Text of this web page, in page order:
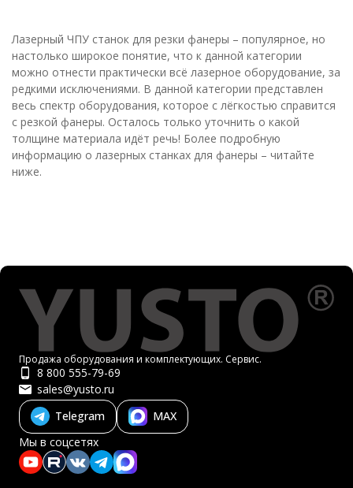
Лазерный ЧПУ станок для резки фанеры – популярное, но
настолько широкое понятие, что к данной категории
можно отнести практически всё лазерное оборудование, за
редкими исключениями. В данной категории представлен
весь спектр оборудования, которое с лёгкостью справится
с резкой фанеры. Осталось только уточнить о какой
толщине материала идёт речь! Более подробную
информацию о лазерных станках для фанеры – читайте
ниже.
Продажа оборудования и комплектующих. Сервис.
8 800 555-79-69
sales@yusto.ru
Telegram
MAX
Мы в соцсетях